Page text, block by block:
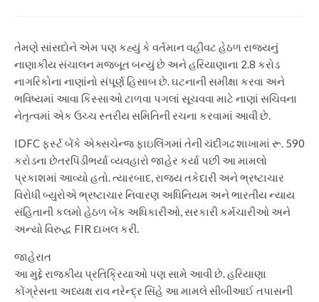
તેમણે સાંસદોને એમ પણ કહ્યું કે વર્તમાન વહીવટ હેઠળ રાજ્યનું
નાણાકીય સંચાલન મજબૂત બન્યું છે અને હરિયાણાના 2.8 કરોડ
નાગરિકોના નાણાંનો સંપૂર્ણ હિસાબ છે. ઘટનાની સમીક્ષા કરવા અને
ભવિષ્યમાં આવા કિસ્સાઓ ટાળવા પગલાં સૂચવવા માટે નાણાં સચિવના
નેતૃત્વમાં એક ઉચ્ચ સ્તરીય સમિતિની રચના કરવામાં આવી છે.
IDFC ફર્સ્ટ બેંકે એક્સચેન્જ ફાઇલિંગમાં તેની ચંદીગઢ શાખામાં રૂ. 590
કરોડના છેતરપિંડીભર્યા વ્યવહારો જાહેર કર્યા પછી આ મામલો
પ્રકાશમાં આવ્યો હતો. ત્યારબાદ, રાજ્ય તકેદારી અને ભ્રષ્ટાચાર
વિરોધી બ્યુરોએ ભ્રષ્ટાચાર નિવારણ અધિનિયમ અને ભારતીય ન્યાય
સંહિતાની કલમો હેઠળ બેંક અધિકારીઓ, સરકારી કર્મચારીઓ અને
અન્યો વિરુદ્ધ FIR દાખલ કરી.
જાહેરાત
આ મુદ્દે રાજકીય પ્રતિક્રિયાઓ પણ સામે આવી છે. હરિયાણા
કોંગ્રેસના અધ્યક્ષ રાવ નરેન્દ્ર સિંહે આ મામલે સીબીઆઈ તપાસની